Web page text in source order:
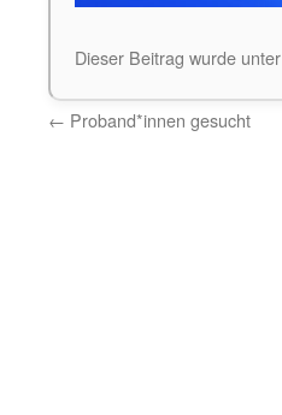
Dieser Beitrag wurde unter
← Proband*innen gesucht